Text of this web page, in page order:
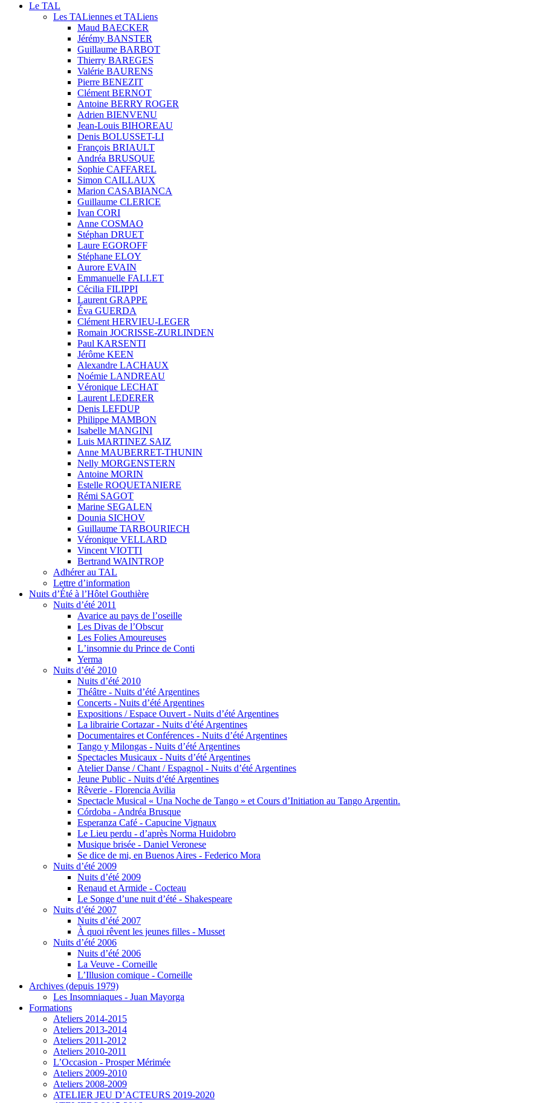
Le TAL
Les TALiennes et TALiens
Maud BAECKER
Jérémy BANSTER
Guillaume BARBOT
Thierry BAREGES
Valérie BAURENS
Pierre BENEZIT
Clément BERNOT
Antoine BERRY ROGER
Adrien BIENVENU
Jean-Louis BIHOREAU
Denis BOLUSSET-LI
François BRIAULT
Andréa BRUSQUE
Sophie CAFFAREL
Simon CAILLAUX
Marion CASABIANCA
Guillaume CLERICE
Ivan CORI
Anne COSMAO
Stéphan DRUET
Laure EGOROFF
Stéphane ELOY
Aurore EVAIN
Emmanuelle FALLET
Cécilia FILIPPI
Laurent GRAPPE
Éva GUERDA
Clément HERVIEU-LEGER
Romain JOCRISSE-ZURLINDEN
Paul KARSENTI
Jérôme KEEN
Alexandre LACHAUX
Noémie LANDREAU
Véronique LECHAT
Laurent LEDERER
Denis LEFDUP
Philippe MAMBON
Isabelle MANGINI
Luis MARTINEZ SAIZ
Anne MAUBERRET-THUNIN
Nelly MORGENSTERN
Antoine MORIN
Estelle ROQUETANIERE
Rémi SAGOT
Marine SEGALEN
Dounia SICHOV
Guillaume TARBOURIECH
Véronique VELLARD
Vincent VIOTTI
Bertrand WAINTROP
Adhérer au TAL
Lettre d’information
Nuits d’Été à l’Hôtel Gouthière
Nuits d’été 2011
Avarice au pays de l’oseille
Les Divas de l’Obscur
Les Folies Amoureuses
Lʼinsomnie du Prince de Conti
Yerma
Nuits d’été 2010
Nuits d’été 2010
Théâtre - Nuits d’été Argentines
Concerts - Nuits d’été Argentines
Expositions / Espace Ouvert - Nuits d’été Argentines
La librairie Cortazar - Nuits d’été Argentines
Documentaires et Conférences - Nuits d’été Argentines
Tango y Milongas - Nuits d’été Argentines
Spectacles Musicaux - Nuits d’été Argentines
Atelier Danse / Chant / Espagnol - Nuits d’été Argentines
Jeune Public - Nuits d’été Argentines
Rêverie - Florencia Avilia
Spectacle Musical « Una Noche de Tango » et Cours d’Initiation au Tango Argentin.
Córdoba - Andréa Brusque
Esperanza Café - Capucine Vignaux
Le Lieu perdu - d’après Norma Huidobro
Musique brisée - Daniel Veronese
Se dice de mi, en Buenos Aires - Federico Mora
Nuits d’été 2009
Nuits d’été 2009
Renaud et Armide - Cocteau
Le Songe d’une nuit d’été - Shakespeare
Nuits d’été 2007
Nuits d’été 2007
À quoi rêvent les jeunes filles - Musset
Nuits d’été 2006
Nuits d’été 2006
La Veuve - Corneille
L’Illusion comique - Corneille
Archives (depuis 1979)
Les Insomniaques - Juan Mayorga
Formations
Ateliers 2014-2015
Ateliers 2013-2014
Ateliers 2011-2012
Ateliers 2010-2011
L’Occasion - Prosper Mérimée
Ateliers 2009-2010
Ateliers 2008-2009
ATELIER JEU D’ACTEURS 2019-2020